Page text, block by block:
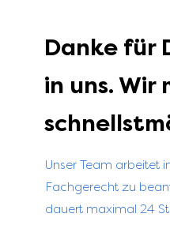
Danke für
in uns. Wir
Unser Team arbeitet
Fachgerecht zu
dauert maximal 24